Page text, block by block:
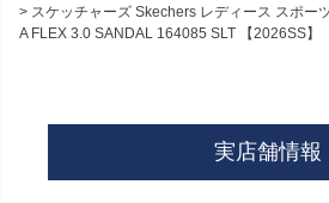
スケッチャーズ Skechers レディース スポー
A FLEX 3.0 SANDAL 164085 SLT 【2026SS】
実店舗情報